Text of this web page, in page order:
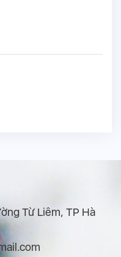
Từ Liêm, TP Hà